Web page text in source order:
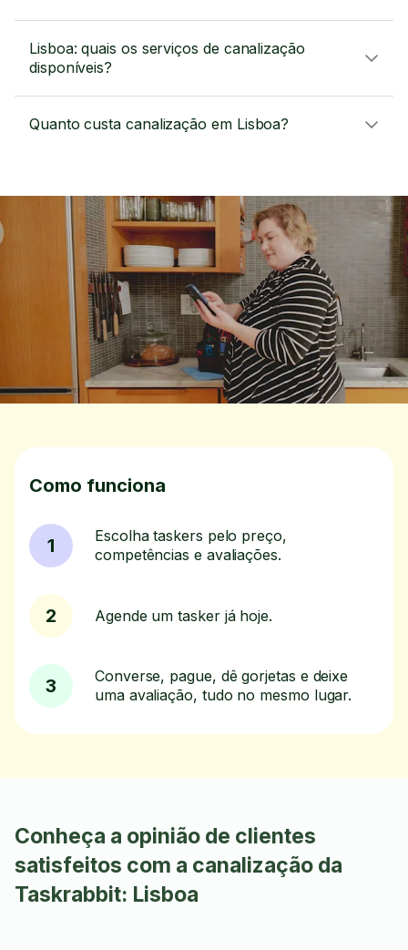
Lisboa: quais os serviços de canalização
disponíveis?
Quanto custa canalização em Lisboa?
Como funciona
1
Escolha taskers pelo preço,
competências e avaliações.
2 Agende um tasker já hoje.
3
Converse, pague, dê gorjetas e deixe
uma avaliação, tudo no mesmo lugar.
Conheça a opinião de clientes
satisfeitos com a canalização da
Taskrabbit: Lisboa